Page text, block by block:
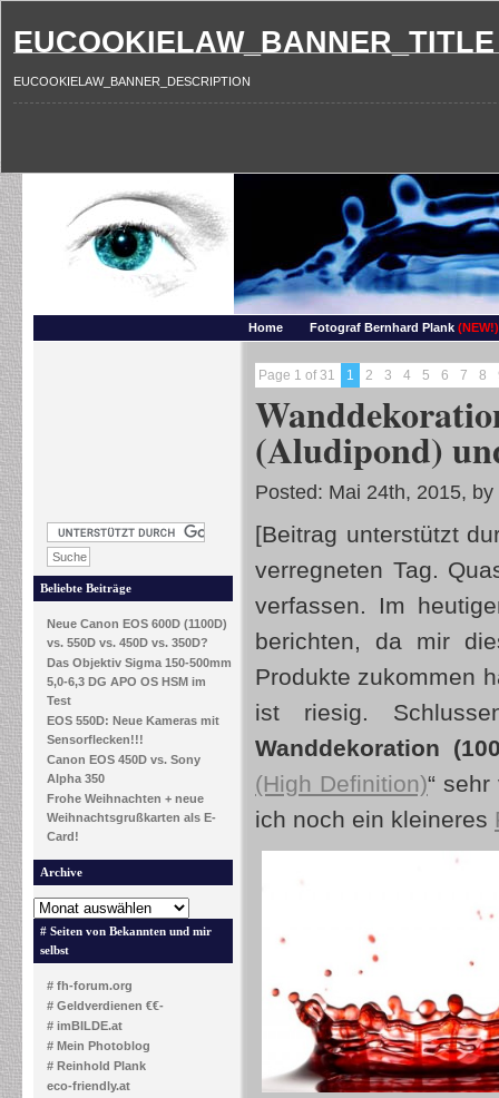
EUCOOKIELAW_BANNER_TITLE
EUCOOKIELAW_BANNER_DESCRIPTION
Home Fotograf Bernhard Plank (NEW!)
Beliebte Beiträge
Neue Canon EOS 600D (1100D)
vs. 550D vs. 450D vs. 350D?
Das Objektiv Sigma 150-500mm
5,0-6,3 DG APO OS HSM im
Test
EOS 550D: Neue Kameras mit
Sensorflecken!!!
Canon EOS 450D vs. Sony
Alpha 350
Frohe Weihnachten + neue
Weihnachtsgrußkarten als E-
Card!
Archive
# Seiten von Bekannten und mir
selbst
# fh-forum.org
# Geldverdienen €€-
# imBILDE.at
# Mein Photoblog
# Reinhold Plank
eco-friendly.at
Page 1 of 31 1 2 3 4 5 6 7 8
(Aludipond)
Posted: Mai 24th, 2015,
[Beitrag unterstützt
verregneten Tag.
verfassen. Im
berichten, da mir
Produkte zukommen
ist riesig.
Wanddekoration
(High Definition)“
ich noch ein kleineres